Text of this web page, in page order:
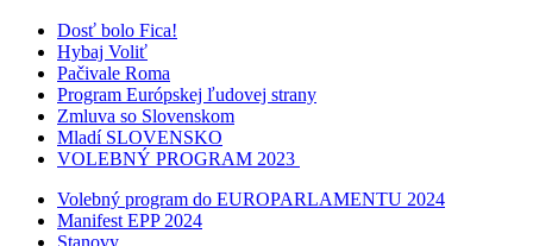
Dosť bolo Fica!
Hybaj Voliť
Pačivale Roma
Program Európskej ľudovej strany
Zmluva so Slovenskom
Mladí SLOVENSKO
VOLEBNÝ PROGRAM 2023
Volebný program do EUROPARLAMENTU 2024
Manifest EPP 2024
Stanovy